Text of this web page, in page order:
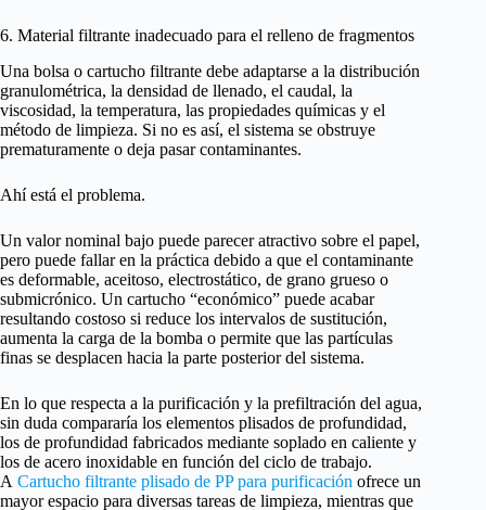
6. Material filtrante inadecuado para el relleno de fragmentos
Una bolsa o cartucho filtrante debe adaptarse a la distribución
granulométrica, la densidad de llenado, el caudal, la
viscosidad, la temperatura, las propiedades químicas y el
método de limpieza. Si no es así, el sistema se obstruye
prematuramente o deja pasar contaminantes.
Ahí está el problema.
Un valor nominal bajo puede parecer atractivo sobre el papel,
pero puede fallar en la práctica debido a que el contaminante
es deformable, aceitoso, electrostático, de grano grueso o
submicrónico. Un cartucho “económico” puede acabar
resultando costoso si reduce los intervalos de sustitución,
aumenta la carga de la bomba o permite que las partículas
finas se desplacen hacia la parte posterior del sistema.
En lo que respecta a la purificación y la prefiltración del agua,
sin duda compararía los elementos plisados de profundidad,
los de profundidad fabricados mediante soplado en caliente y
los de acero inoxidable en función del ciclo de trabajo.
A Cartucho filtrante plisado de PP para purificación ofrece un
mayor espacio para diversas tareas de limpieza, mientras que